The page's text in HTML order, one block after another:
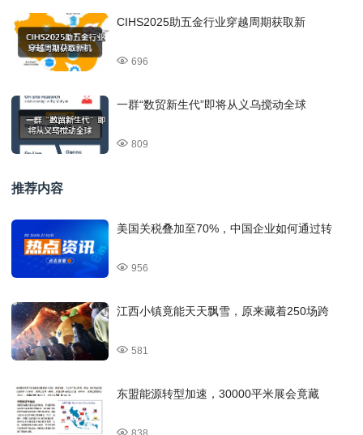
CIHS2025助五金行业穿越周期获取新
696
一群“数贸新生代”即将从义乌搅动全球
809
推荐内容
美国关税叠加至70%，中国企业如何通过转
956
江西小镇竟能天天飘雪，原来藏着250场跨
581
东盟能源转型加速，30000平米展会竟藏